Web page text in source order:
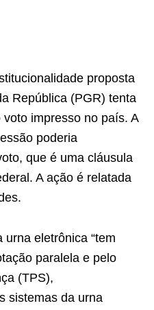
proposta
República (PGR) tenta
impresso no país. A
poderia
que é uma cláusula
A ação é relatada
eletrônica “tem
paralela e pelo
(TPS),
sistemas da urna